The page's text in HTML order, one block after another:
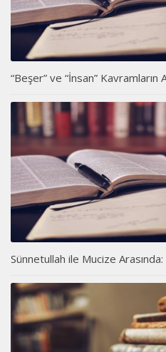
“Beşer” ve “İnsan” Kavramların
Sünnetullah ile Mucize